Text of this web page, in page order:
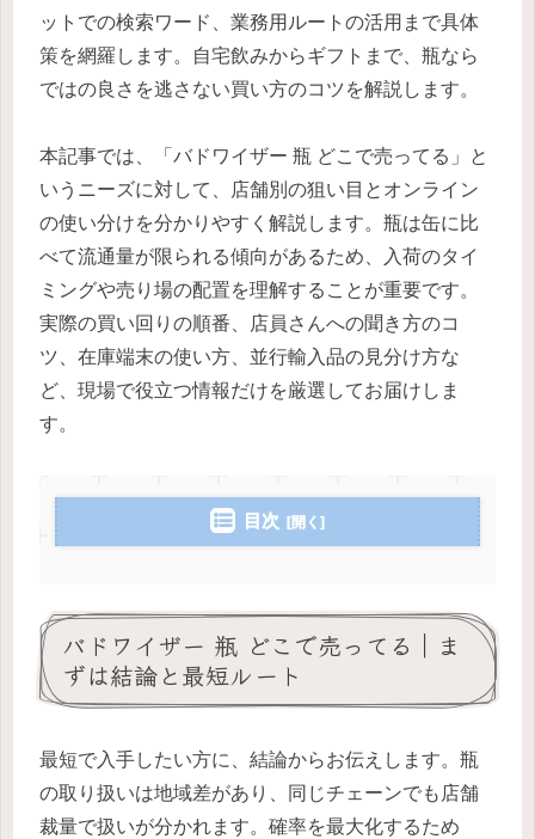
ットでの検索ワード、業務用ルートの活用まで具体
策を網羅します。自宅飲みからギフトまで、瓶なら
ではの良さを逃さない買い方のコツを解説します。
本記事では、「バドワイザー 瓶 どこで売ってる」と
いうニーズに対して、店舗別の狙い目とオンライン
の使い分けを分かりやすく解説します。瓶は缶に比
べて流通量が限られる傾向があるため、入荷のタイ
ミングや売り場の配置を理解することが重要です。
実際の買い回りの順番、店員さんへの聞き方のコ
ツ、在庫端末の使い方、並行輸入品の見分け方な
ど、現場で役立つ情報だけを厳選してお届けしま
す。
目次
バドワイザー 瓶 どこで売ってる｜ま
ずは結論と最短ルート
最短で入手したい方に、結論からお伝えします。瓶
の取り扱いは地域差があり、同じチェーンでも店舗
裁量で扱いが分かれます。確率を最大化するため